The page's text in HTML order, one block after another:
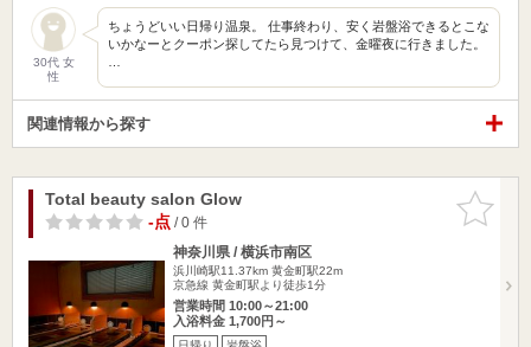
30代 女
性
ちょうどいい日帰り温泉。 仕事終わり、安く岩盤浴できるとこな
いかなーとクーポン探してたら見つけて、金曜夜に行きました。
関連情報から探す
お気に入
りに追加
Total beauty salon Glow
-点/ 0 件
神奈川県 / 横浜市南区
浜川崎駅11.37km 黄金町駅22m
京急線 黄金町駅より徒歩1分
営業時間 10:00～21:00
入浴料金 1,700円～